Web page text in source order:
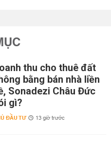
thu cho thuê đất
bằng bán nhà liền
Sonadezi Châu Đức
gì?
ĐẦU TƯ 13 giờ trước